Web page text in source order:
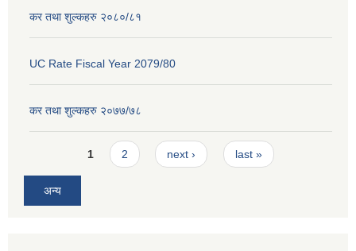
कर तथा शुल्कहरु २०८०/८१
UC Rate Fiscal Year 2079/80
कर तथा शुल्कहरु २०७७/७८
Pages1 2 next › last »
अन्य